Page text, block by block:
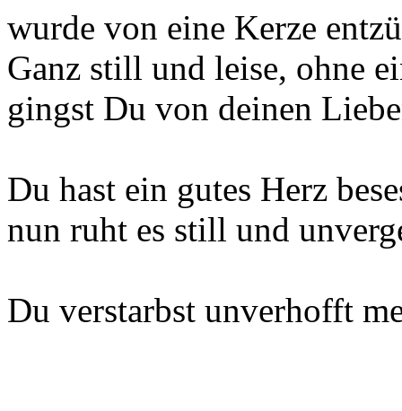
wurde von eine Kerze
Ganz still und leise, ohne
gingst Du von deinen
Du hast ein gutes Herz
nun ruht es still und
Du verstarbst unverhofft